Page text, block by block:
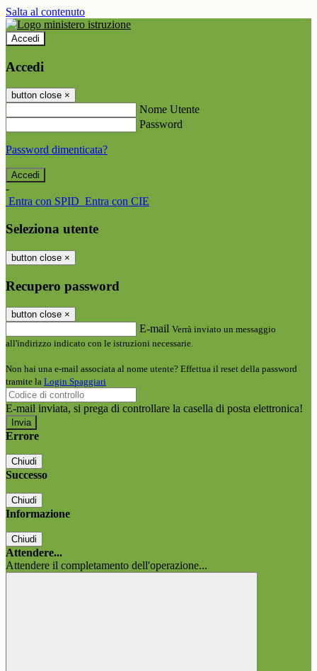
Salta al contenuto
Accedi
Accedi
button close ×
Nome Utente
Password
Password dimenticata?
-
Entra con SPID Entra con CIE
Seleziona utente
button close ×
Recupero password
button close ×
E-mail Verrà inviato un messaggio
all'indirizzo indicato con le istruzioni necessarie.
Non hai una e-mail associata al nome utente? Effettua il reset della password
tramite la Login Spaggiari
E-mail inviata, si prega di controllare la casella di posta elettronica!
Errore
Chiudi
Successo
Chiudi
Informazione
Chiudi
Attendere...
Attendere il completamento dell'operazione...